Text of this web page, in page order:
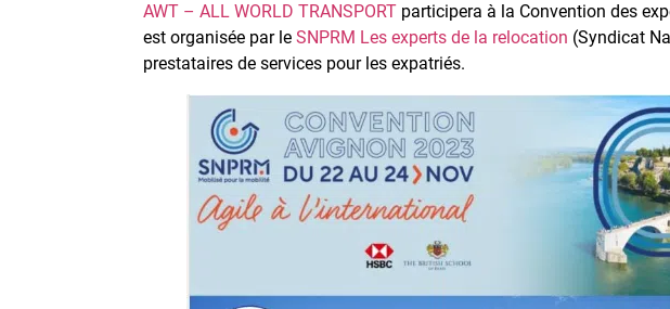
AWT – ALL WORLD TRANSPORT participera à la Convention des
est organisée par le SNPRM Les experts de la relocation (Syndicat
prestataires de services pour les expatriés.